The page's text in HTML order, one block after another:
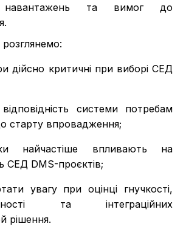
навантажень та вимог до
дійсно критичні при виборі СЕД
системи потребам
старту впровадження;
найчастіше впливають на
СЕД DMS-проєктів;
увагу при оцінці гнучкості,
та інтеграційних
рішення.